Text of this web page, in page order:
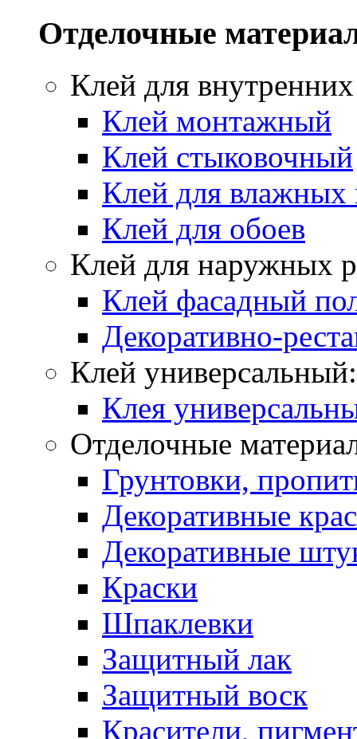
Отделочные
Клей для
Клей монтажный
Клей стыковочный
Клей для
Клей для обоев
Клей для наружных
Клей фасадный
Декоративно-
Клей универсальный:
Клея
Отделочные
Грунтовки,
Декоративные
Декоративные
Краски
Шпаклевки
Защитный лак
Защитный воск
Красители,